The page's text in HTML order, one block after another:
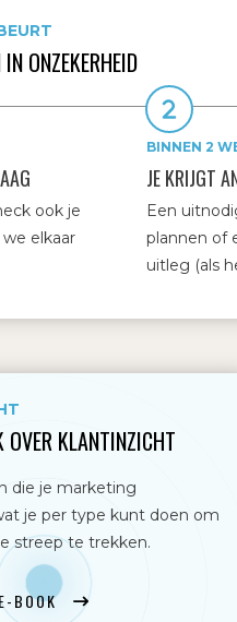
ONZEKERHEID
ook je
elkaar
BINNEN 2
JE KRIJGT
Een
plannen of
uitleg (als
OVER KLANTINZICHT
die je marketing
je per type kunt doen om
streep te trekken.
BOOK